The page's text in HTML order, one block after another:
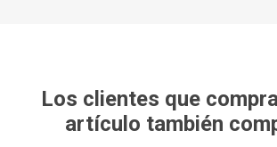
Los clientes que
artículo también